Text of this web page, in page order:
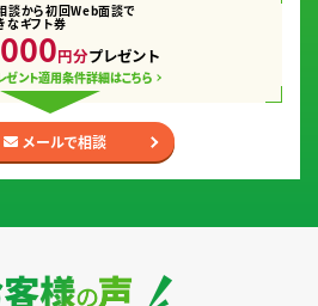
談から初回Web面談で
なギフト券
円分プレゼント
ゼント適用条件詳細はこちら
メールで相談